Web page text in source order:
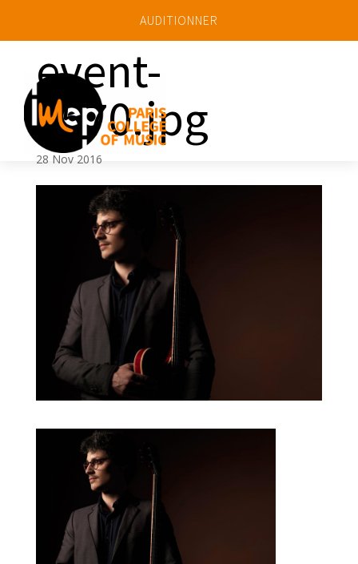
AUDITIONNER
event-
3570.jpg
28 Nov 2016